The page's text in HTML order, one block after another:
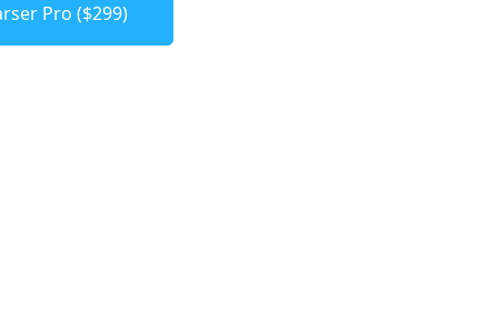
Pro ($299)